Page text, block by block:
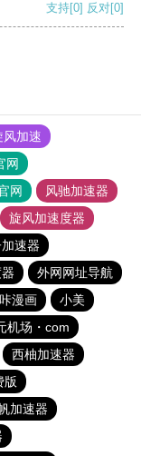
支持[0] 反对[0]
风加速
网
网
风驰加速器
旋风加速度器
速器
外网网址导航
漫画
小美
机场・com
西柚加速器
版
加速器